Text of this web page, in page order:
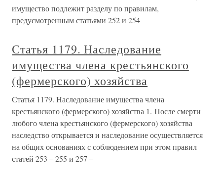
имущество подлежит разделу по правилам,
предусмотренным статьями 252 и 254
Статья 1179. Наследование
имущества члена крестьянского
(фермерского) хозяйства
Статья 1179. Наследование имущества члена
крестьянского (фермерского) хозяйства 1. После смерти
любого члена крестьянского (фермерского) хозяйства
наследство открывается и наследование осуществляется
на общих основаниях с соблюдением при этом правил
статей 253 – 255 и 257 –